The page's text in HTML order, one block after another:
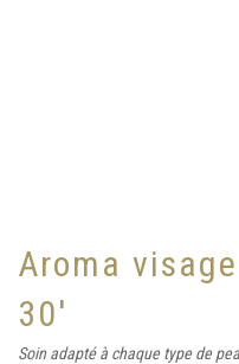
Aroma
30′
Soin adapté à chaque type de